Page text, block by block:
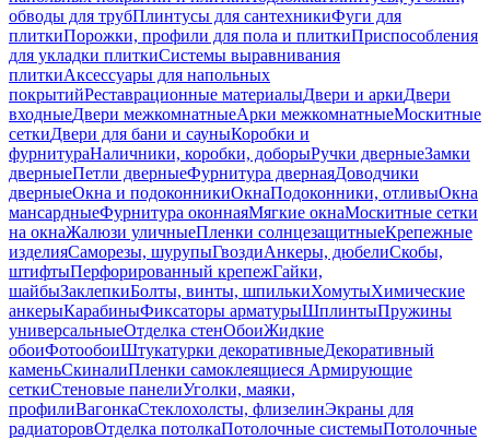
обводы для трубПлинтусы для сантехникиФуги для
плиткиПорожки, профили для пола и плиткиПриспособления
для укладки плиткиСистемы выравнивания
плиткиАксессуары для напольных
покрытийРеставрационные материалыДвери и аркиДвери
входныеДвери межкомнатныеАрки межкомнатныеМоскитные
сеткиДвери для бани и сауныКоробки и
фурнитураНаличники, коробки, доборыРучки дверныеЗамки
дверныеПетли дверныеФурнитура двернаяДоводчики
дверныеОкна и подоконникиОкнаПодоконники, отливыОкна
мансардныеФурнитура оконнаяМягкие окнаМоскитные сетки
на окнаЖалюзи уличныеПленки солнцезащитныеКрепежные
изделияСаморезы, шурупыГвоздиАнкеры, дюбелиСкобы,
штифтыПерфорированный крепежГайки,
шайбыЗаклепкиБолты, винты, шпилькиХомутыХимические
анкерыКарабиныФиксаторы арматурыШплинтыПружины
универсальныеОтделка стенОбоиЖидкие
обоиФотообоиШтукатурки декоративныеДекоративный
каменьСкиналиПленки самоклеящиеся Армирующие
сеткиСтеновые панелиУголки, маяки,
профилиВагонкаСтеклохолсты, флизелинЭкраны для
радиаторовОтделка потолкаПотолочные системыПотолочные